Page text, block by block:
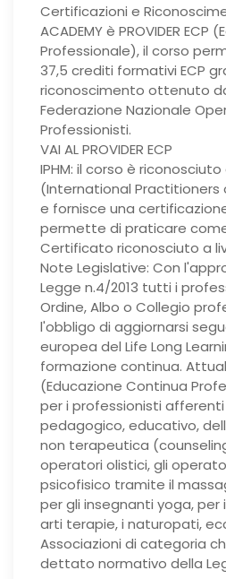
Certificazioni e
ACADEMY è PROVIDER
Professionale), il corso
37,5 crediti formativi ECP
riconoscimento ottenuto da
Federazione Nazionale
Professionisti.
VAI AL PROVIDER ECP
IPHM: il corso è riconosciuto
(International Practitioners
e fornisce una
permette di praticare
Certificato riconosciuto a
Note Legislative: Con
Legge n.4/2013 tutti i
Ordine, Albo o Collegio
l'obbligo di aggiornarsi
europea del Life Long
formazione continua.
(Educazione Continua
per i professionisti
pedagogico, educativo,
non terapeutica
operatori olistici, gli
psicofisico tramite il
per gli insegnanti yoga, per
arti terapie, i naturopati,
Associazioni di categoria
dettato normativo della